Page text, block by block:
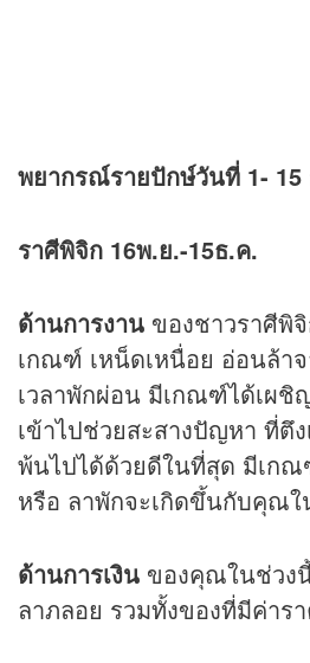
พยากรณ์รายปักษ์วันที่ 1- 15
ราศีพิจิก 16พ.ย.-15ธ.ค.
ด้านการงาน ของชาวราศี
เกณฑ์ เหน็ดเหนื่อย อ่อนล้า
เวลาพักผ่อน มีเกณฑ์ได้เผ
เข้าไปช่วยสะสางปัญหา ที่ตึ
พ้นไปได้ด้วยดีในที่สุด มีเก
หรือ ลาพักจะเกิดขึ้นกับคุณ
ด้านการเงิน ของคุณในช่วง
ลาภลอย รวมทั้งของที่มีค่าร